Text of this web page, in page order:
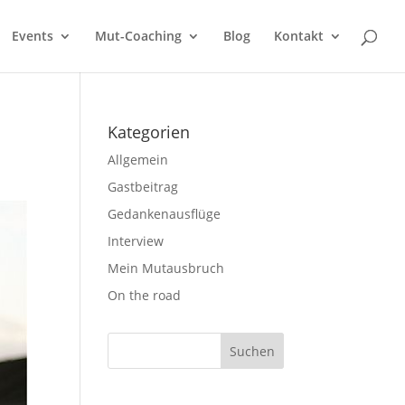
Events Mut-Coaching Blog Kontakt
Kategorien
Allgemein
Gastbeitrag
Gedankenausflüge
Interview
Mein Mutausbruch
On the road